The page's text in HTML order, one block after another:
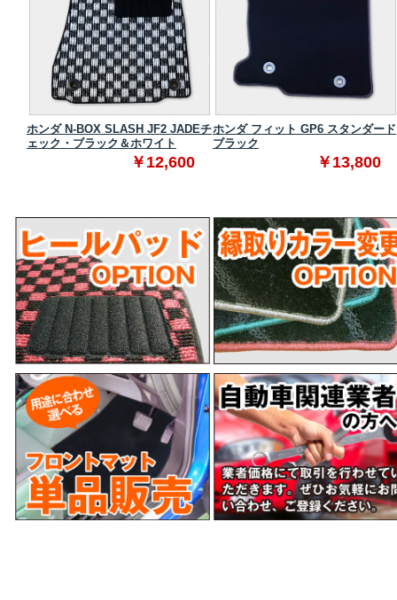
ホンダ N-BOX SLASH JF2 JADEチ
ェック・ブラック＆ホワイト
￥12,600
ホンダ フィット GP6 スタンダード
ブラック
￥13,800